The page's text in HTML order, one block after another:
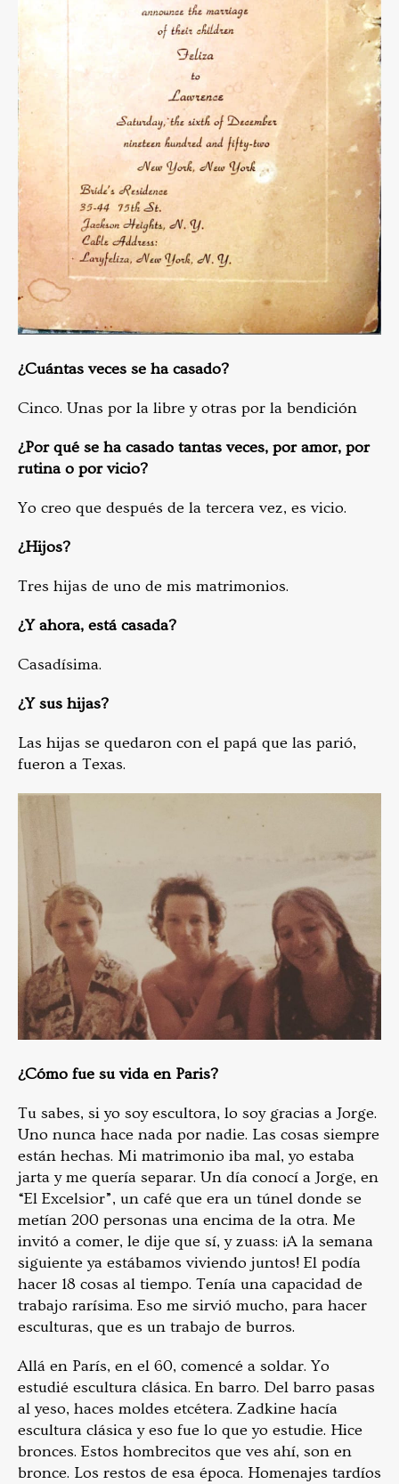
¿Cuántas veces se ha casado?
Cinco. Unas por la libre y otras por la bendición
¿Por qué se ha casado tantas veces, por amor, por
rutina o por vicio?
Yo creo que después de la tercera vez, es vicio.
¿Hijos?
Tres hijas de uno de mis matrimonios.
¿Y ahora, está casada?
Casadísima.
¿Y sus hijas?
Las hijas se quedaron con el papá que las parió,
fueron a Texas.
¿Cómo fue su vida en Paris?
Tu sabes, si yo soy escultora, lo soy gracias a Jorge.
Uno nunca hace nada por nadie. Las cosas siempre
están hechas. Mi matrimonio iba mal, yo estaba
jarta y me quería separar. Un día conocí a Jorge, en
“El Excelsior”, un café que era un túnel donde se
metían 200 personas una encima de la otra. Me
invitó a comer, le dije que sí, y zuass: ¡A la semana
siguiente ya estábamos viviendo juntos! El podía
hacer 18 cosas al tiempo. Tenía una capacidad de
trabajo rarísima. Eso me sirvió mucho, para hacer
esculturas, que es un trabajo de burros.
Allá en París, en el 60, comencé a soldar. Yo
estudié escultura clásica. En barro. Del barro pasas
al yeso, haces moldes etcétera. Zadkine hacía
escultura clásica y eso fue lo que yo estudie. Hice
bronces. Estos hombrecitos que ves ahí, son en
bronce. Los restos de esa época. Homenajes tardíos